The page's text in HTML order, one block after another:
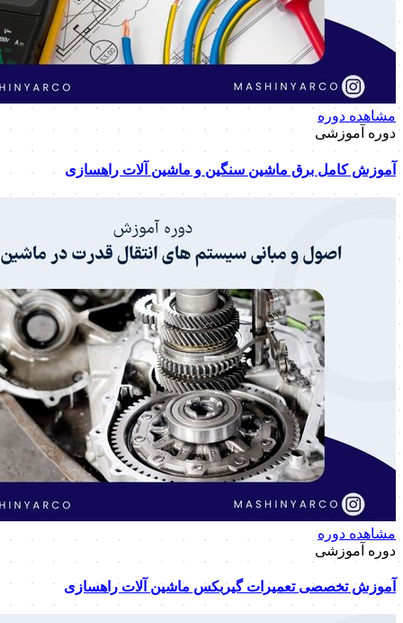
مشاهده دوره
دوره آموزشی
آموزش کامل برق ماشین سنگین و ماشین آلات راهسازی
مشاهده دوره
دوره آموزشی
آموزش تخصصی تعمیرات گیربکس ماشین آلات راهسازی